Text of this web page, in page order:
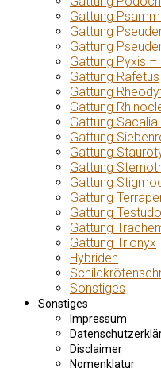
Gattung
Gattung
Gattung
Gattung Pyxis
Gattung Rafetus
Gattung
Gattung
Gattung
Gattung
Gattung
Gattung
Gattung
Gattung
Gattung
Gattung
Gattung Trionyx
Hybriden
Sonstiges
Sonstiges
Impressum
Disclaimer
Nomenklatur